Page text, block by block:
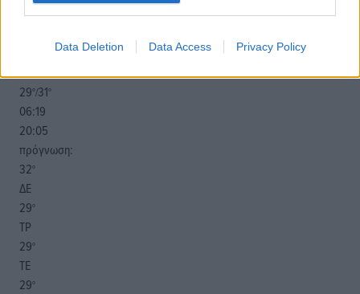
Data Deletion Data Access Privacy Policy
αίθριος καιρός
Β-ΒΑ
29°/31°
06:19
20:05
πρόγνωση:
32°
ΔΕ
29°
ΤΡ
29°
ΤΕ
29°